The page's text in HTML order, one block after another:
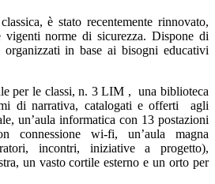
è stato recentemente rinnovato,
vigenti norme di sicurezza. Dispone di
in base ai bisogni educativi
per le classi, n. 3 LIM , una biblioteca
di narrativa, catalogati e offerti agli
un’aula informatica con 13 postazioni
connessione wi-fi, un’aula magna
incontri, iniziative a progetto),
un vasto cortile esterno e un orto per